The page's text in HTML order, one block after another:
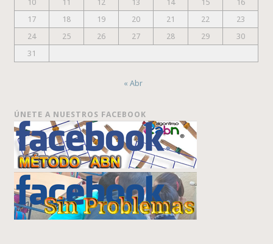
10
11 12 13 14 15
16
17
18 19 20 21 22
23
24
25 26 27 28 29
30
31
« Abr
ÚNETE A NUESTROS FACEBOOK